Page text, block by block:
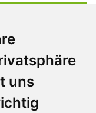
uns